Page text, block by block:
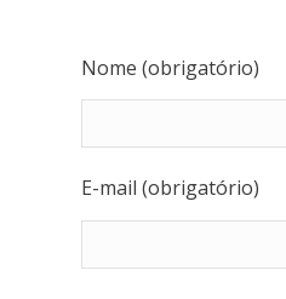
Nome (obrigatório)
E-mail (obrigatório)